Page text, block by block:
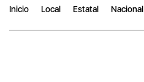
Inicio Local Estatal Nacional